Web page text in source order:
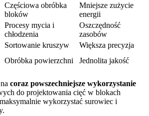
Częściowa obróbka
bloków
Mniejsze zużycie
energii
Procesy mycia i
chłodzenia
Oszczędność
zasobów
Sortowanie kruszyw
Większa precyzja
Obróbka powierzchni Jednolita jakość
coraz powszechniejsze wykorzystanie
do projektowania cięć w blokach
wykorzystać surowiec i